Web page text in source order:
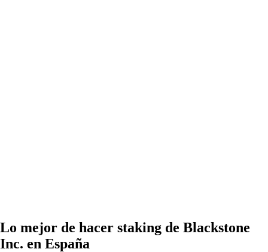
Lo mejor de hacer staking de Blackstone
Inc. en España